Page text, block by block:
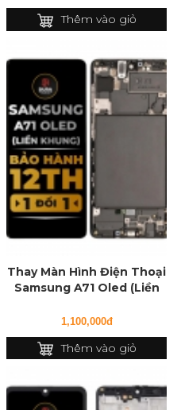
Thêm vào giỏ
Thay Màn Hình Điện Thoại
Samsung A71 Oled (Liền
1,100,000đ
Thêm vào giỏ